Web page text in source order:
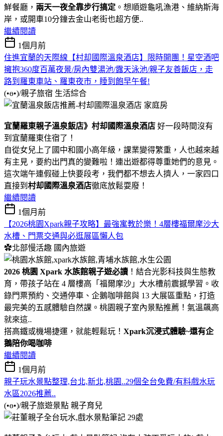
鮮餐廳， 兩天一夜全靠步行搞定 。想順遊龜吼漁港、維納斯海
岸，或開車10分鐘去金山老街也超方便..
繼續閱讀
1個月前
住進宜蘭的天際線【村却國際溫泉酒店】限時開團！星空酒吧
擁抱360度百萬夜景/房內雙湯池/露天泳池/親子友善飯店，走
路到羅東車站、羅東夜市，睡到飽早午餐!
(•ө•)/親子旅宿 生活綜合
宜蘭羅東親子溫泉飯店》村却國際溫泉酒店 好一段時間沒有
到宜蘭羅東住宿了！
自從女兒上了國中和國小高年級，課業變得繁重，人也越來越
有主見，要約出門真的變難啦！連出遊都得尊重她們的意見。
這次端午連假碰上快要段考，我們都不想去人擠人，一家四口
直接到 村却國際溫泉酒店徹底放鬆耍廢！
繼續閱讀
1個月前
【2026桃園Xpark親子攻略】最強寓教於樂！4層樓福爾摩沙大
水槽、門票交通與必逛展區懶人包
✿北部慢活趣 國內旅遊
2026 桃園 Xpark 水族館親子遊必讀 ！結合光影科技與生態教
育，帶孩子站在 4 層樓高「福爾摩沙」大水槽前震撼學習。收
錄門票預約、交通停車、企鵝咖啡館與 13 大展區重點，打造
最完美的五感體驗自然課。桃園親子室內景點推薦！氣溫飆高
就來這..
搭高鐵或機場捷運，就能輕鬆玩！ Xpark沉浸式體驗~還有企
鵝陪你喝咖啡
繼續閱讀
1個月前
親子玩水景點整理,台北,新北,桃園..29個全台免費/有料戲水玩
水區2026推薦..
(•ө•)/親子旅遊景點 親子育兒